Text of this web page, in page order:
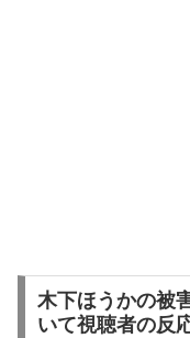
木下ほうかの被
いて視聴者の反